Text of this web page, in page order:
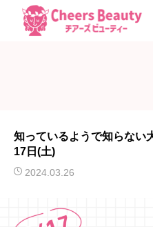
知っているようで知らな
17日(土)
2024.03.26